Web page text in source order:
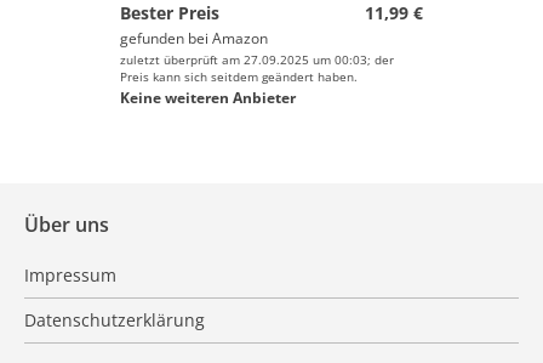
Bester Preis
11,99 €
gefunden bei Amazon
zuletzt überprüft am 27.09.2025 um 00:03; der
Preis kann sich seitdem geändert haben.
Keine weiteren Anbieter
Über uns
Impressum
Datenschutzerklärung